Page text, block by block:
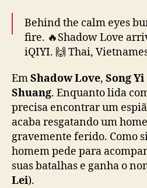
Behind the calm eyes
fire. 🔥Shadow Love
iQIYI. 🙌 Thai,
#shadowlove#songyi
#shice #cdrama
#mustwatch#爱奇艺#陆
pic.twitter.com/
— iQIYI (@iQIYI)August
EmShadow Love, Song Yi
Shuang. Enquanto lida
precisa encontrar um
acaba resgatando um
gravemente ferido. Como
homem pede para
suas batalhas e ganha o
Lei).